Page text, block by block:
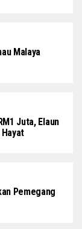
Malaya
Juta, Elaun
Hayat
Pemegang